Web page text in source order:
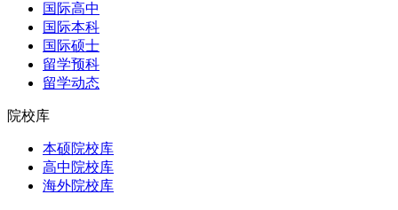
国际高中
国际本科
国际硕士
留学预科
留学动态
院校库
本硕院校库
高中院校库
海外院校库